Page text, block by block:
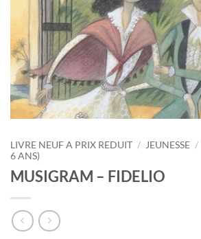
LIVRE NEUF A PRIX REDUIT / JEUNESSE /
6 ANS)
MUSIGRAM – FIDELIO